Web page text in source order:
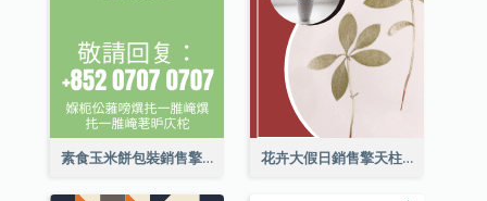
素食玉米餅包裝銷售擎天柱廣告 花卉大假日銷售擎天柱廣告